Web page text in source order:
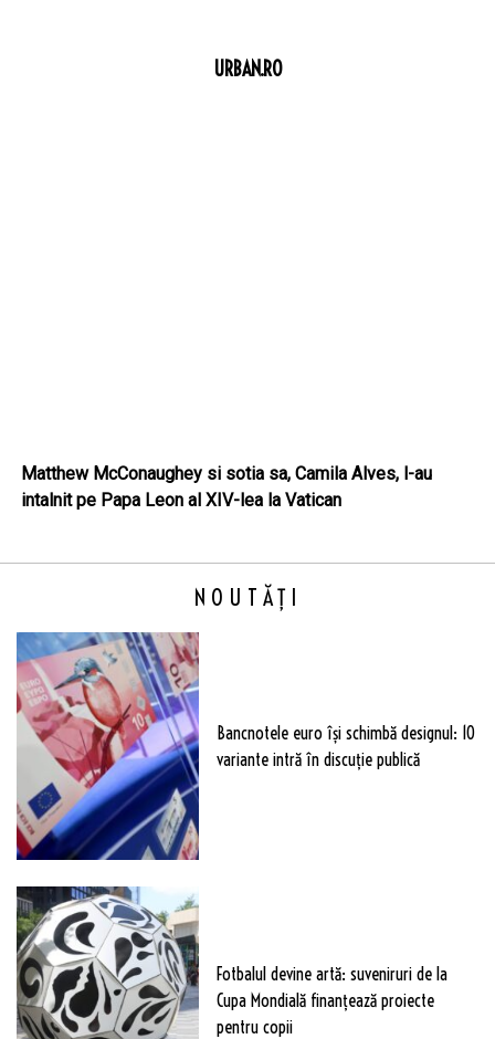
URBAN.RO
Matthew McConaughey si sotia sa, Camila Alves, l-au
intalnit pe Papa Leon al XIV-lea la Vatican
NOUTĂȚI
Bancnotele euro își schimbă designul: 10
variante intră în discuție publică
Fotbalul devine artă: suveniruri de la
Cupa Mondială finanțează proiecte
pentru copii